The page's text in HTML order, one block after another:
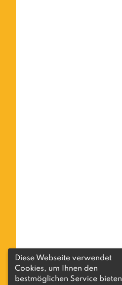
Diese Webseite verwendet
Cookies, um Ihnen den
bestmöglichen Service